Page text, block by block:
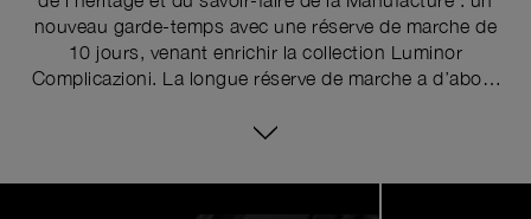
nouveau garde-temps avec une réserve de marche de
10 jours, venant enrichir la collection Luminor
Complicazioni. La longue réserve de marche a d’abord
exigeants des commandos de la Marine Militaire
parfaitement fiable à l’épreuve du temps. Au début des
Image